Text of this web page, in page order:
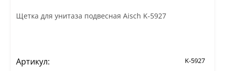
Щетка для унитаза подвесная Aisch K-5927
Артикул: K-5927